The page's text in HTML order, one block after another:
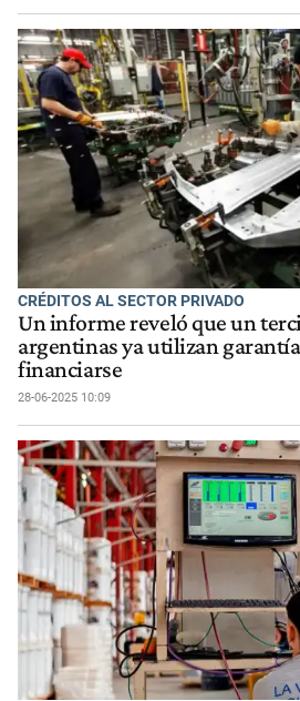
CRÉDITOS AL SECTOR PRIVADO
Un informe reveló que un
argentinas ya utilizan
financiarse
28-06-2025 10:09